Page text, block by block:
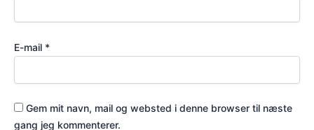
E-mail *
Gem mit navn, mail og websted i denne browser til næste
gang jeg kommenterer.